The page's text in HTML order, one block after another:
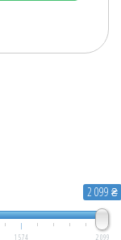
2 099 ₴
1 574 2 099